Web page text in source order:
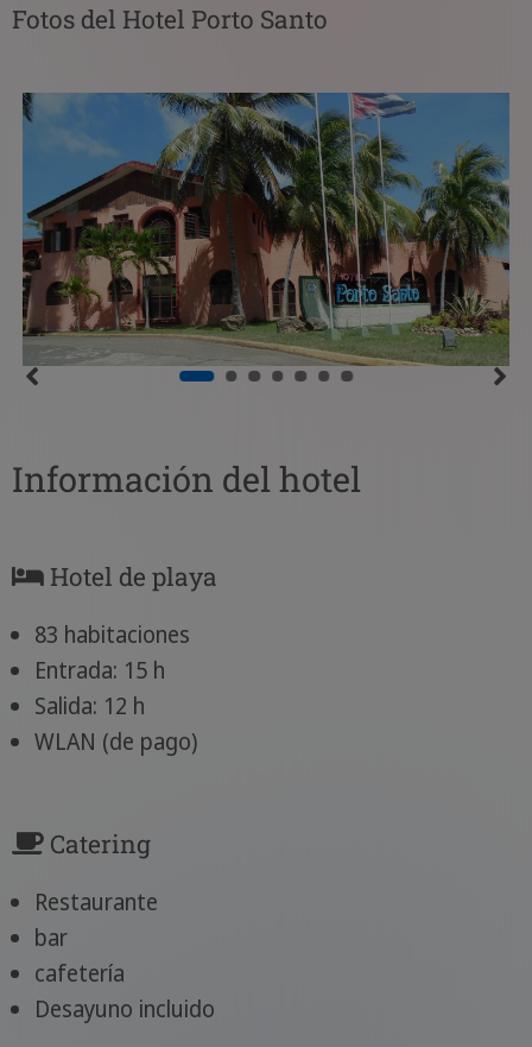
Fotos del Hotel Porto Santo
Información del hotel
Hotel de playa
83 habitaciones
Entrada: 15 h
Salida: 12 h
WLAN (de pago)
Catering
Restaurante
bar
cafetería
Desayuno incluido